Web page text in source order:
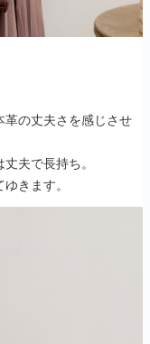
革の丈夫さを感じさせ
夫で長持ち。
きます。